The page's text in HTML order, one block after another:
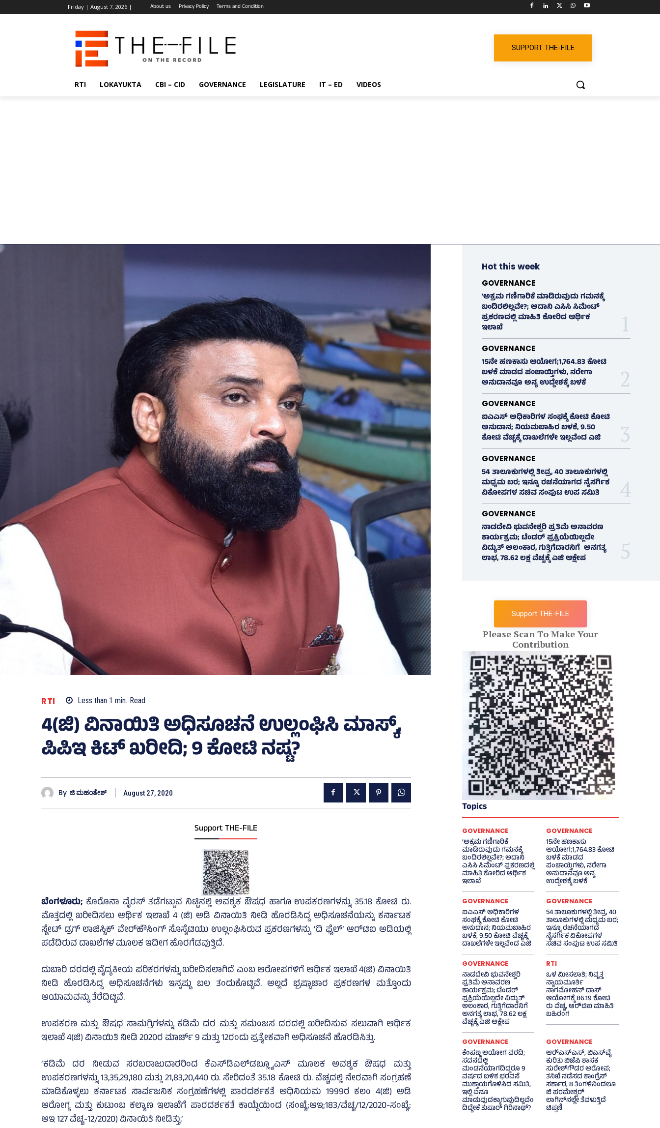
Friday | August 7, 2026 | About us Privacy Policy Terms and Condition
SUPPORT THE-FILE
RTI LOKAYUKTA CBI – CID GOVERNANCE LEGISLATURE IT – ED VIDEOS
RTI Less than 1 min. Read
4(ಜಿ) ವಿನಾಯಿತಿ ಅಧಿಸೂಚನೆ ಉಲ್ಲಂಘಿಸಿ ಮಾಸ್ಕ್‌,
ಪಿಪಿಇ ಕಿಟ್‌ ಖರೀದಿ; 9 ಕೋಟಿ ನಷ್ಟ?
By ಜಿ ಮಹಂತೇಶ್ August 27, 2020
Support THE-FILE
ಬೆಂಗಳೂರು; ಕೊರೊನಾ ವೈರಸ್‌ ತಡೆಗಟ್ಟುವ ನಿಟ್ಟಿನಲ್ಲಿ ಅವಶ್ಯಕ ಔ‍ಷಧ ಹಾಗೂ ಉಪಕರಣಗಳನ್ನು 35.18 ಕೋಟಿ ರು.
ಮೊತ್ತದಲ್ಲಿ ಖರೀದಿಸಲು ಆರ್ಥಿಕ ಇಲಾಖೆ 4 (ಜಿ) ಅಡಿ ವಿನಾಯಿತಿ ನೀಡಿ ಹೊರಡಿಸಿದ್ದ ಅಧಿಸೂಚನೆಯನ್ನು ಕರ್ನಾಟಕ
ಸ್ಟೇಟ್‌ ಡ್ರಗ್‌ ಲಾಜಿಸ್ಟಿಕ್‌ ವೇರ್‌ಹೌಸಿಂಗ್‌ ಸೊಸೈಟಿಯು ಉಲ್ಲಂಘಿಸಿರುವ ಪ್ರಕರಣಗಳನ್ನು ‘ದಿ ಫೈಲ್‌’ ಆರ್‌ಟಿಐ ಅಡಿಯಲ್ಲಿ
ಪಡೆದಿರುವ ದಾಖಲೆಗಳ ಮೂಲಕ ಇದೀಗ ಹೊರಗೆಡವುತ್ತಿದೆ.
ದುಬಾರಿ ದರದಲ್ಲಿ ವೈದ್ಯಕೀಯ ಪರಿಕರಗಳನ್ನು ಖರೀದಿಸಲಾಗಿದೆ ಎಂಬ ಆರೋಪಗಳಿಗೆ ಆರ್ಥಿಕ ಇಲಾಖೆ 4(ಜಿ) ವಿನಾಯಿತಿ
ನೀಡಿ ಹೊರಡಿಸಿದ್ದ ಅಧಿಸೂಚನೆಗಳು ಇನ್ನಷ್ಟು ಬಲ ತಂದುಕೊಟ್ಟಿವೆ. ಅಲ್ಲದೆ ಭ್ರಷ್ಟಾಚಾರ ಪ್ರಕರಣಗಳ ಮತ್ತೊಂದು
ಆಯಾಮವನ್ನು ತೆರೆದಿಟ್ಟಿವೆ.
ಉಪಕರಣ ಮತ್ತು ಔಷಧ ಸಾಮಗ್ರಿಗಳನ್ನು ಕಡಿಮೆ ದರ ಮತ್ತು ಸಮಂಜಸ ದರದಲ್ಲಿ ಖರೀದಿಸುವ ಸಲುವಾಗಿ ಆರ್ಥಿಕ
ಇಲಾಖೆ 4(ಜಿ) ವಿನಾಯಿತಿ ನೀಡಿ 2020ರ ಮಾರ್ಚ್‌ 9 ಮತ್ತು 12ರಂದು ಪ್ರತ್ಯೇಕವಾಗಿ ಅಧಿಸೂಚನೆ ಹೊರಡಿಸಿತ್ತು.
‘ಕಡಿಮೆ ದರ ನೀಡುವ ಸರಬರಾಜುದಾರರಿಂದ ಕೆಎಸ್‌ಡಿಎಲ್‌ಡಬ್ಲ್ಯೂಎಸ್‌ ಮೂಲಕ ಅವಶ್ಯಕ ಔಷಧ ಮತ್ತು
ಉಪಕರಣಗಳನ್ನು 13,35,29,180 ಮತ್ತು 21,83,20,440 ರು. ಸೇರಿದಂತೆ 35.18 ಕೋಟಿ ರು. ವೆಚ್ಚದಲ್ಲಿ ನೇರವಾಗಿ ಸಂಗ್ರಹಣೆ
ಮಾಡಿಕೊಳ್ಳಲು ಕರ್ನಾಟಕ ಸಾರ್ವಜನಿಕ ಸಂಗ್ರಹಣೆಗಳಲ್ಲಿ ಪಾರದರ್ಶಕತೆ ಅಧಿನಿಯಮ 1999ರ ಕಲಂ 4(ಜಿ) ಅಡಿ
ಆರೋಗ್ಯ ಮತ್ತು ಕುಟುಂಬ ಕಲ್ಯಾಣ ಇಲಾಖೆಗೆ ಪಾರದರ್ಶಕತೆ ಕಾಯ್ದೆಯಿಂದ (ಸಂಖ್ಯೆ;ಆಇ;183/ವೆಚ್ಚ/12/2020-ಸಂಖ್ಯೆ;
ಆಇ 127 ವೆಚ್ಚ-12/2020) ವಿನಾಯಿತಿ ನೀಡಿತ್ತು,’
Hot this week
GOVERNANCE
‘ಅಕ್ರಮ ಗಣಿಗಾರಿಕೆ ಮಾಡಿರುವುದು ಗಮನಕ್ಕೆ
ಬಂದಿರಲಿಲ್ಲವೇ?; ಅದಾನಿ ಎಸಿಸಿ ಸಿಮೆಂಟ್
ಪ್ರಕರಣದಲ್ಲಿ ಮಾಹಿತಿ ಕೋರಿದ ಆರ್ಥಿಕ
ಇಲಾಖೆ
GOVERNANCE
15ನೇ ಹಣಕಾಸು ಆಯೋಗ;1,764.83 ಕೋಟಿ
ಬಳಕೆ ಮಾಡದ ಪಂಚಾಯ್ತಿಗಳು, ನರೇಗಾ
ಅನುದಾನವೂ ಅನ್ಯ ಉದ್ದೇಶಕ್ಕೆ ಬಳಕೆ
GOVERNANCE
ಐಎಎಸ್‌ ಅಧಿಕಾರಿಗಳ ಸಂಘಕ್ಕೆ ಕೋಟಿ ಕೋಟಿ
ಅನುದಾನ; ನಿಯಮಬಾಹಿರ ಬಳಕೆ, 9.50
ಕೋಟಿ ವೆಚ್ಚಕ್ಕೆ ದಾಖಲೆಗಳೇ ಇಲ್ಲವೆಂದ ಎಜಿ
GOVERNANCE
54 ತಾಲೂಕುಗಳಲ್ಲಿ ತೀವ್ರ, 40 ತಾಲೂಕುಗಳಲ್ಲಿ
ಮಧ್ಯಮ ಬರ; ಇನ್ನೂ ರಚನೆಯಾಗದ ನೈಸರ್ಗಿಕ
ವಿಕೋಪಗಳ ಸಚಿವ ಸಂಪುಟ ಉಪ ಸಮಿತಿ
GOVERNANCE
ನಾಡದೇವಿ ಭುವನೇಶ್ವರಿ ಪ್ರತಿಮೆ ಅನಾವರಣ
ಕಾರ್ಯಕ್ರಮ; ಟೆಂಡರ್ ಪ್ರಕ್ರಿಯೆಯಿಲ್ಲದೇ
ವಿದ್ಯುತ್‌ ಅಲಂಕಾರ, ಗುತ್ತಿಗೆದಾರನಿಗೆ ಅನಗತ್ಯ
ಲಾಭ, 78.62 ಲಕ್ಷ ವೆಚ್ಚಕ್ಕೆ ಎಜಿ ಆಕ್ಷೇಪ
Support THE-FILE
Please Scan To Make Your
Contribution
Topics
GOVERNANCE
‘ಅಕ್ರಮ ಗಣಿಗಾರಿಕೆ
ಮಾಡಿರುವುದು ಗಮನಕ್ಕೆ
ಬಂದಿರಲಿಲ್ಲವೇ?; ಅದಾನಿ
ಎಸಿಸಿ ಸಿಮೆಂಟ್ ಪ್ರಕರಣದಲ್ಲಿ
ಮಾಹಿತಿ ಕೋರಿದ ಆರ್ಥಿಕ
ಇಲಾಖೆ
GOVERNANCE
15ನೇ ಹಣಕಾಸು
ಆಯೋಗ;1,764.83 ಕೋಟಿ
ಬಳಕೆ ಮಾಡದ
ಪಂಚಾಯ್ತಿಗಳು, ನರೇಗಾ
ಅನುದಾನವೂ ಅನ್ಯ
ಉದ್ದೇಶಕ್ಕೆ ಬಳಕೆ
GOVERNANCE
ಐಎಎಸ್‌ ಅಧಿಕಾರಿಗಳ
ಸಂಘಕ್ಕೆ ಕೋಟಿ ಕೋಟಿ
ಅನುದಾನ; ನಿಯಮಬಾಹಿರ
ಬಳಕೆ, 9.50 ಕೋಟಿ ವೆಚ್ಚಕ್ಕೆ
ದಾಖಲೆಗಳೇ ಇಲ್ಲವೆಂದ ಎಜಿ
GOVERNANCE
54 ತಾಲೂಕುಗಳಲ್ಲಿ ತೀವ್ರ, 40
ತಾಲೂಕುಗಳಲ್ಲಿ ಮಧ್ಯಮ ಬರ;
ಇನ್ನೂ ರಚನೆಯಾಗದ
ನೈಸರ್ಗಿಕ ವಿಕೋಪಗಳ
ಸಚಿವ ಸಂಪುಟ ಉಪ ಸಮಿತಿ
GOVERNANCE
ನಾಡದೇವಿ ಭುವನೇಶ್ವರಿ
ಪ್ರತಿಮೆ ಅನಾವರಣ
ಕಾರ್ಯಕ್ರಮ; ಟೆಂಡರ್
ಪ್ರಕ್ರಿಯೆಯಿಲ್ಲದೇ ವಿದ್ಯುತ್‌
ಅಲಂಕಾರ, ಗುತ್ತಿಗೆದಾರನಿಗೆ
ಅನಗತ್ಯ ಲಾಭ, 78.62 ಲಕ್ಷ
ವೆಚ್ಚಕ್ಕೆ ಎಜಿ ಆಕ್ಷೇಪ
RTI
ಒಳ ಮೀಸಲಾತಿ; ನಿವೃತ್ತ
ನ್ಯಾಯಮೂರ್ತಿ
ನಾಗಮೋಹನ್ ದಾಸ್
ಆಯೋಗಕ್ಕೆ 86.19 ಕೋಟಿ
ರು ವೆಚ್ಚ, ಆರ್‍‌ಟಿಐ ಮಾಹಿತಿ
ಬಹಿರಂಗ
GOVERNANCE
ಕೆಂಪಣ್ಣ ಆಯೋಗ ವರದಿ;
ಸದನದಲ್ಲಿ
ಮಂಡನೆಯಾಗದಿದ್ದರೂ 9
ವರ್ಷದ ಬಳಿಕ ಭರವಸೆ
ಮುಕ್ತಾಯಗೊಳಿಸಿದ ಸಮಿತಿ,
ಇಲ್ಲಿ ಏನೂ
ಮಾಡುವುದಕ್ಕಾಗುವುದಿಲ್ಲವೆಂ
ದಿದ್ದೇಕೆ ತುಷಾರ್ ಗಿರಿನಾಥ್?
GOVERNANCE
ಆರ್‍‌ಎಸ್‌ಎಸ್‌, ಬಿಎಸ್‌ವೈ
ಕುರಿತು ಬಿಜೆಪಿ ಶಾಸಕ
ಸುರೇಶ್‌ಗೌಡರ ಆರೋಪ;
ತನಿಖೆ ನಡೆಸದ ಕಾಂಗ್ರೆಸ್‌
ಸರ್ಕಾರ, 8 ತಿಂಗಳಿನಿಂದಲೂ
ಜಿ ಪರಮೇಶ್ವರ್
ಲಾಗಿನ್‌ನಲ್ಲೇ ತೆವಳುತ್ತಿದೆ
ಟಿಪ್ಪಣಿ